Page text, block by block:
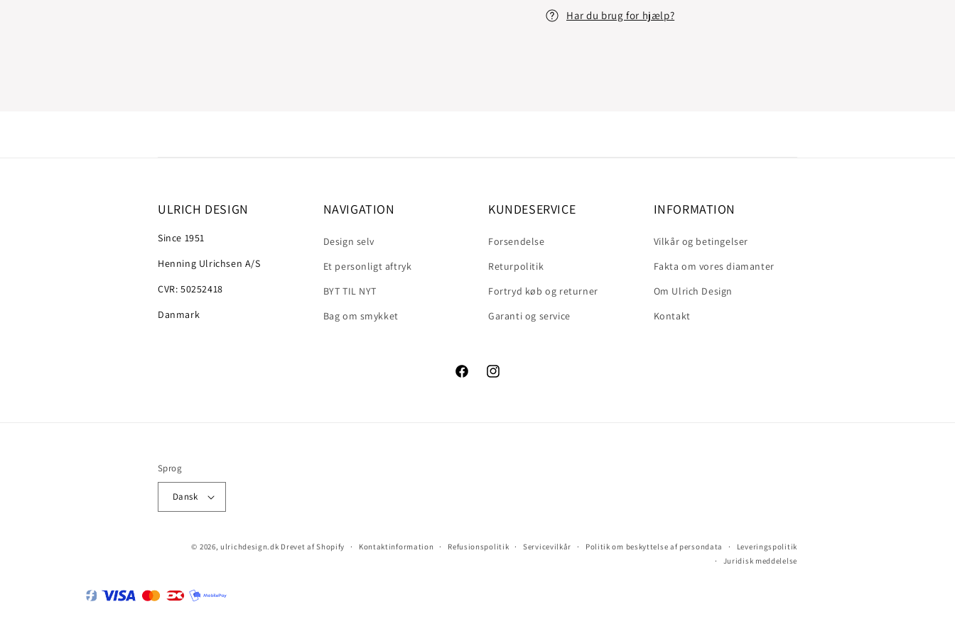
Har du brug for hjælp?
ULRICH DESIGN
Since 1951
Henning Ulrichsen A/S
CVR: 50252418
Danmark
NAVIGATION
Design selv
Et personligt aftryk
BYT TIL NYT
Bag om smykket
KUNDESERVICE
Forsendelse
Returpolitik
Fortryd køb og returner
Garanti og service
INFORMATION
Vilkår og betingelser
Fakta om vores diamanter
Om Ulrich Design
Kontakt
FacebookInstagram
Sprog
Dansk
© 2026,ulrichdesign.dk Drevet af Shopify Kontaktinformation Refusionspolitik Servicevilkår Politik om beskyttelse af persondata
Leveringspolitik
Juridisk meddelelse